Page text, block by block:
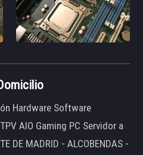
Hardware Software
AIO Gaming PC Servidor a
DE MADRID - ALCOBENDAS -